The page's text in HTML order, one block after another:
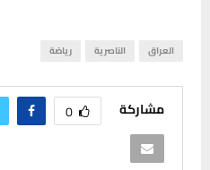
العراق الناصرية رياضة
مشاركة 0